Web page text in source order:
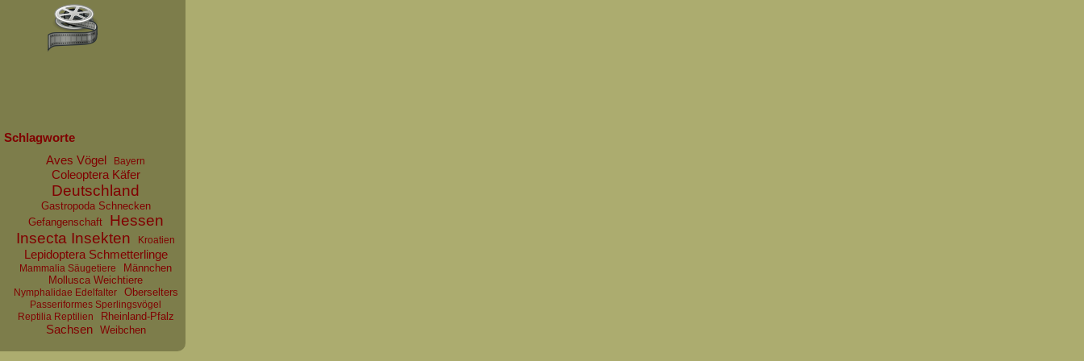
Schlagworte
Aves Vögel
Bayern
Coleoptera Käfer
Deutschland
Gastropoda Schnecken
Gefangenschaft
Hessen
Insecta Insekten
Kroatien
Lepidoptera Schmetterlinge
Mammalia Säugetiere
Männchen
Mollusca Weichtiere
Nymphalidae Edelfalter Oberselters
Passeriformes Sperlingsvögel
Reptilia Reptilien
Rheinland-Pfalz
Sachsen Weibchen